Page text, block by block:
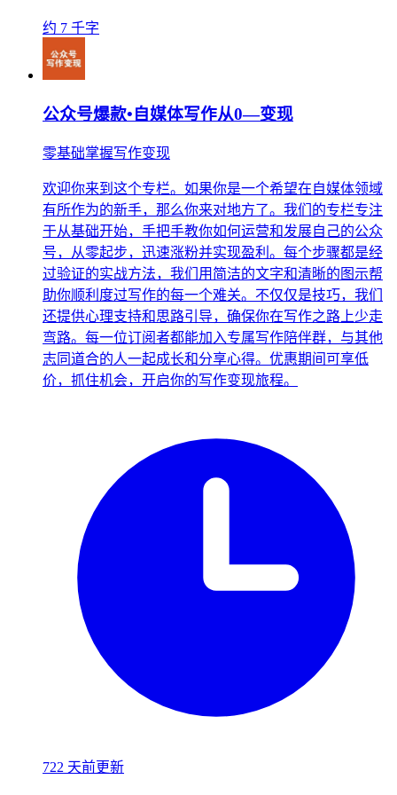
约 7 千字
公众号爆款•自媒体写作从0—变现
零基础掌握写作变现
欢迎你来到这个专栏。如果你是一个希望在自媒体领域
有所作为的新手，那么你来对地方了。我们的专栏专注
于从基础开始，手把手教你如何运营和发展自己的公众
号，从零起步，迅速涨粉并实现盈利。每个步骤都是经
过验证的实战方法，我们用简洁的文字和清晰的图示帮
助你顺利度过写作的每一个难关。不仅仅是技巧，我们
还提供心理支持和思路引导，确保你在写作之路上少走
弯路。每一位订阅者都能加入专属写作陪伴群，与其他
志同道合的人一起成长和分享心得。优惠期间可享低
价，抓住机会，开启你的写作变现旅程。
722 天前更新